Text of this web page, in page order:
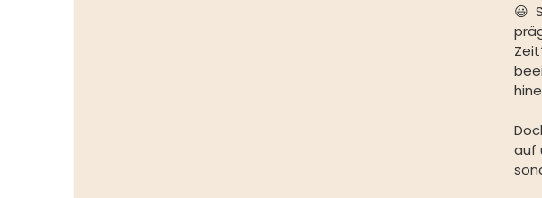
😃⁠
auf